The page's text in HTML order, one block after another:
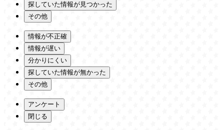
探していた情報が見つかった
その他
情報が不正確
情報が遅い
分かりにくい
探していた情報が無かった
その他
アンケート
閉じる